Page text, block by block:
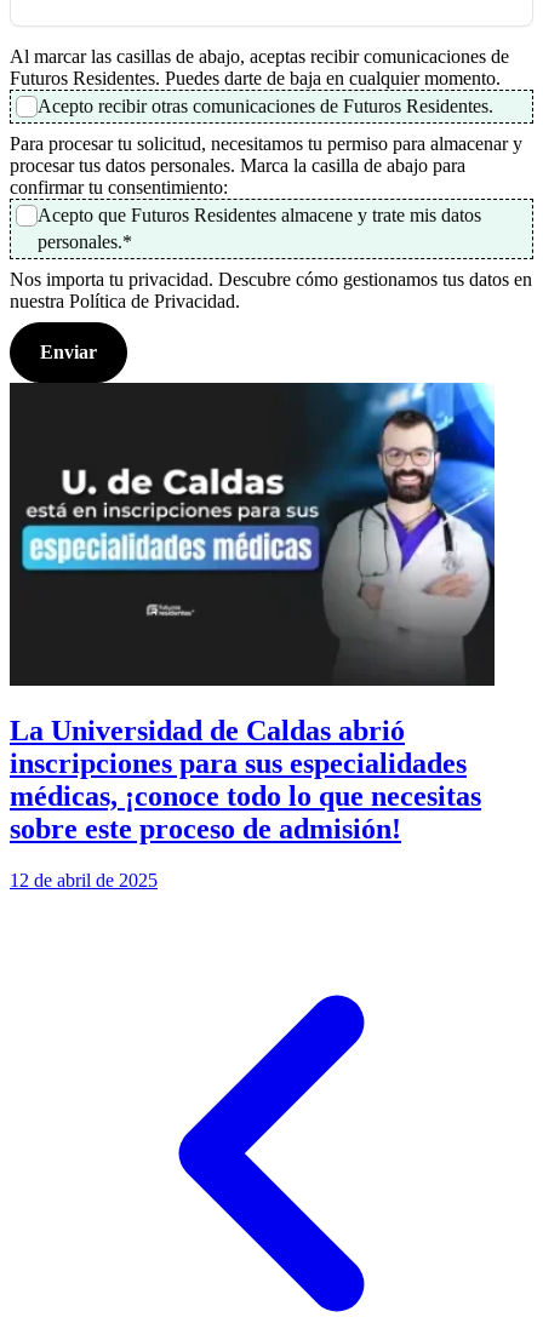
Al marcar las casillas de abajo, aceptas recibir comunicaciones de
Futuros Residentes. Puedes darte de baja en cualquier momento.
Acepto recibir otras comunicaciones de Futuros Residentes.
Para procesar tu solicitud, necesitamos tu permiso para almacenar y
procesar tus datos personales. Marca la casilla de abajo para
confirmar tu consentimiento:
Acepto que Futuros Residentes almacene y trate mis datos
personales.*
Nos importa tu privacidad. Descubre cómo gestionamos tus datos en
nuestra Política de Privacidad.
La Universidad de Caldas abrió
inscripciones para sus especialidades
médicas, ¡conoce todo lo que necesitas
sobre este proceso de admisión!
12 de abril de 2025